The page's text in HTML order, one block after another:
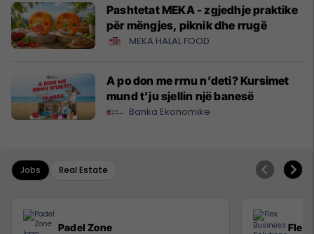
Pashtetat MEKA - zgjedhje praktike
për mëngjes, piknik dhe rrugë
MEKA HALAL FOOD
A po don me rrnu n’deti? Kursimet
mund t’ju sjellin një banesë
Banka Ekonomike
Jobs Real Estate
Padel Zone Flex